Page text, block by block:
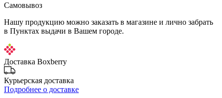
Самовывоз
Нашу продукцию можно заказать в магазине и лично забрать
в Пунктах выдачи в Вашем городе.
Доставка Boxberry
Курьерская доставка
Подробнее о доставке